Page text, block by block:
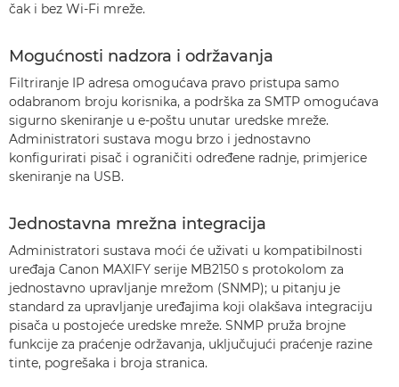
čak i bez Wi-Fi mreže.
Mogućnosti nadzora i održavanja
Filtriranje IP adresa omogućava pravo pristupa samo
odabranom broju korisnika, a podrška za SMTP omogućava
sigurno skeniranje u e-poštu unutar uredske mreže.
Administratori sustava mogu brzo i jednostavno
konfigurirati pisač i ograničiti određene radnje, primjerice
skeniranje na USB.
Jednostavna mrežna integracija
Administratori sustava moći će uživati u kompatibilnosti
uređaja Canon MAXIFY serije MB2150 s protokolom za
jednostavno upravljanje mrežom (SNMP); u pitanju je
standard za upravljanje uređajima koji olakšava integraciju
pisača u postojeće uredske mreže. SNMP pruža brojne
funkcije za praćenje održavanja, uključujući praćenje razine
tinte, pogrešaka i broja stranica.